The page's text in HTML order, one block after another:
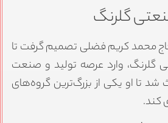
گلرنگ
محمد کریم فضلی تصمیم گرفت تا
گلرنگ، وارد عرصه تولید و صنعت
تا او یکی از بزرگ‌ترین گروه‌های
کند.